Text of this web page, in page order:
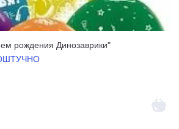
рождения Динозаврики"